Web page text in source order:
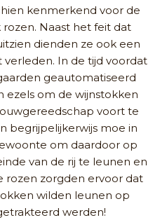
kenmerkend voor de
Naast het feit dat
dienden ze ook een
In de tijd voordat
geautomatiseerd
om de wijnstokken
voort te
begrijpelijkerwijs moe in
om daardoor op
van de rij te leunen en
rozen zorgden ervoor dat
wilden leunen op
werden!